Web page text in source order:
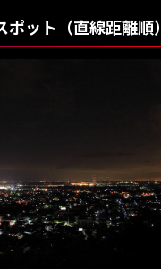
ット（直線距離順）